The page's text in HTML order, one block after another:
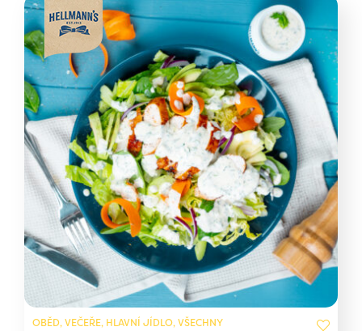
OBĚD, VEČEŘE, HLAVNÍ JÍDLO, VŠECHNY